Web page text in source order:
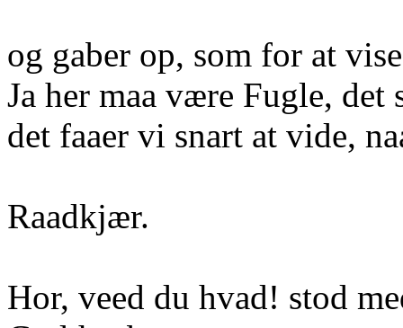
og gaber op, som for at
Ja her maa være Fugle, det
det faaer vi snart at vide,
Raadkjær.
Hor, veed du hvad! stod